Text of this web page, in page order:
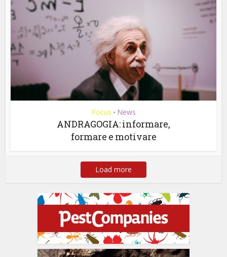
Focus • News
ANDRAGOGIA: informare,
formare e motivare
Load more